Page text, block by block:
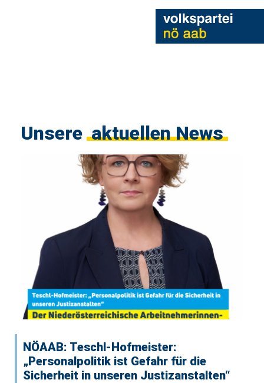
Unsere aktuellen News
NÖAAB: Teschl-Hofmeister:
„Personalpolitik ist Gefahr für die
Sicherheit in unseren Justizanstalten“